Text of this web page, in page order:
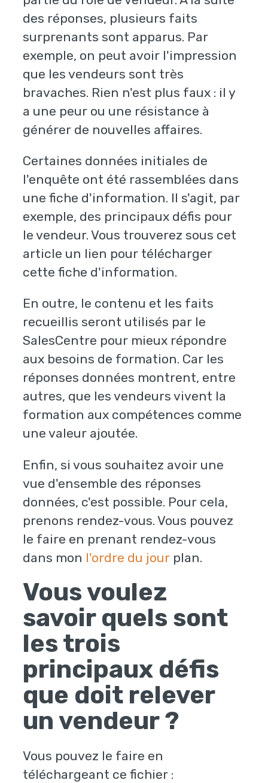
des réponses, plusieurs faits
surprenants sont apparus. Par
exemple, on peut avoir l'impression
que les vendeurs sont très
bravaches. Rien n'est plus faux : il y
a une peur ou une résistance à
générer de nouvelles affaires.
Certaines données initiales de
l'enquête ont été rassemblées dans
une fiche d'information. Il s'agit, par
exemple, des principaux défis pour
le vendeur. Vous trouverez sous cet
article un lien pour télécharger
cette fiche d'information.
En outre, le contenu et les faits
recueillis seront utilisés par le
SalesCentre pour mieux répondre
aux besoins de formation. Car les
réponses données montrent, entre
autres, que les vendeurs vivent la
formation aux compétences comme
une valeur ajoutée.
Enfin, si vous souhaitez avoir une
vue d'ensemble des réponses
données, c'est possible. Pour cela,
prenons rendez-vous. Vous pouvez
le faire en prenant rendez-vous
dans mon l'ordre du jour plan.
Vous voulez
savoir quels sont
les trois
principaux défis
que doit relever
un vendeur ?
Vous pouvez le faire en
téléchargeant ce fichier :